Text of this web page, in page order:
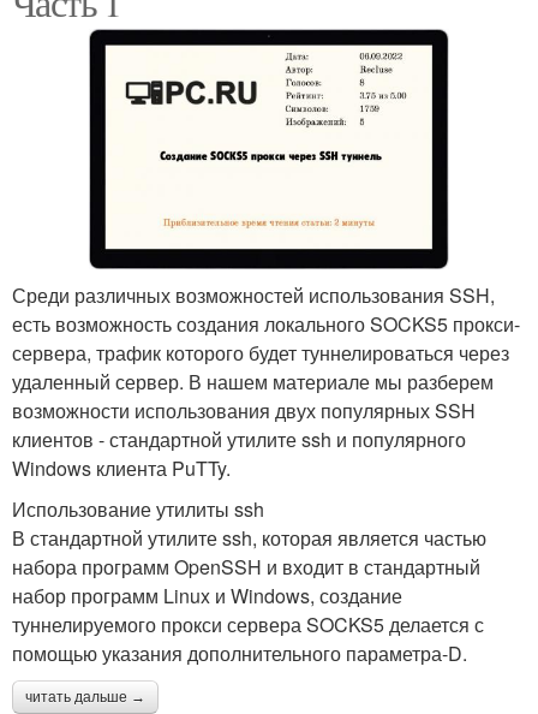
Среди различных возможностей использования SSH,
есть возможность создания локального SOCKS5 прокси-
сервера, трафик которого будет туннелироваться через
удаленный сервер. В нашем материале мы разберем
возможности использования двух популярных SSH
клиентов - стандартной утилите ssh и популярного
Windows клиента PuTTy.
Использование утилиты ssh
В стандартной утилите ssh, которая является частью
набора программ OpenSSH и входит в стандартный
набор программ Linux и Windows, создание
туннелируемого прокси сервера SOCKS5 делается с
помощью указания дополнительного параметра-D.
читать дальше →